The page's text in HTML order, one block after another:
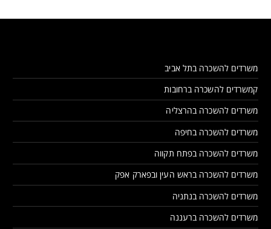
משרדים להשכרה בתל אביב
קמשרדים להשכרה ברחובות
משרדים להשכרה בהרצליה
משרדים להשכרה בחיפה
משרדים להשכרה בפתח תקווה
משרדים להשכרה בראש העין ובפארק אפק
משרדים להשכרה בנתניה
משרדים להשכרה ברעננה